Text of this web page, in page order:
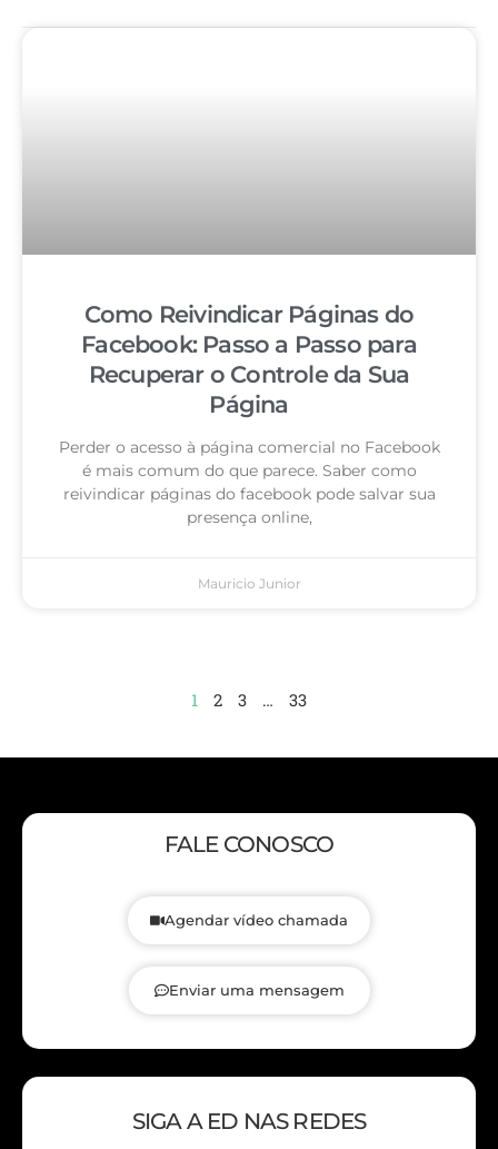
Como Reivindicar Páginas do
Facebook: Passo a Passo para
Recuperar o Controle da Sua
Página
Perder o acesso à página comercial no Facebook
é mais comum do que parece. Saber como
reivindicar páginas do facebook pode salvar sua
presença online,
Mauricio Junior
1 2 3 … 33
FALE CONOSCO
Agendar vídeo chamada
Enviar uma mensagem
SIGA A ED NAS REDES